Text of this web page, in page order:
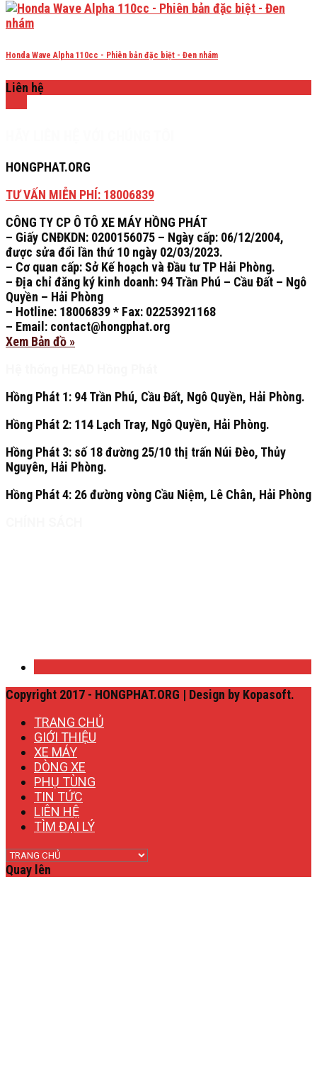
Honda Wave Alpha 110cc - Phiên bản đặc biệt - Đen nhám
Liên hệ
HONGPHAT.ORG
TƯ VẤN MIỄN PHÍ: 18006839
CÔNG TY CP Ô TÔ XE MÁY HỒNG PHÁT
– Giấy CNĐKDN: 0200156075 – Ngày cấp: 06/12/2004,
được sửa đổi lần thứ 10 ngày 02/03/2023.
– Cơ quan cấp: Sở Kế hoạch và Đầu tư TP Hải Phòng.
– Địa chỉ đăng ký kinh doanh: 94 Trần Phú – Cầu Đất – Ngô
Quyền – Hải Phòng
– Hotline: 18006839 * Fax: 02253921168
– Email: contact@hongphat.org
Xem Bản đồ »
Hồng Phát 1: 94 Trần Phú, Cầu Đất, Ngô Quyền, Hải Phòng.
Hồng Phát 2: 114 Lạch Tray, Ngô Quyền, Hải Phòng.
Hồng Phát 3: số 18 đường 25/10 thị trấn Núi Đèo, Thủy
Nguyên, Hải Phòng.
Hồng Phát 4: 26 đường vòng Cầu Niệm, Lê Chân, Hải Phòng
Copyright 2017 - HONGPHAT.ORG | Design by Kopasoft.
TRANG CHỦ
GIỚI THIỆU
XE MÁY
DÒNG XE
PHỤ TÙNG
TIN TỨC
LIÊN HỆ
TÌM ĐẠI LÝ
Quay lên